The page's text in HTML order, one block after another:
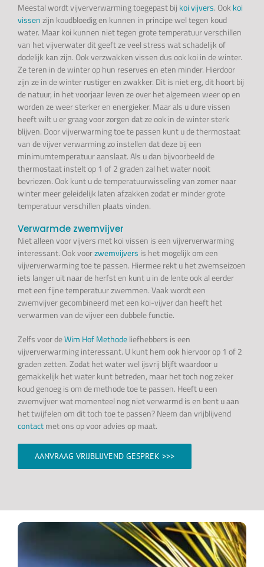
Meestal wordt vijververwarming toegepast bij koi vijvers. Ook koi
vissenzijn koudbloedig en kunnen in principe wel tegen koud
water. Maar koi kunnen niet tegen grote temperatuur verschillen
van het vijverwater dit geeft ze veel stress wat schadelijk of
dodelijk kan zijn. Ook verzwakken vissen dus ook koi in de winter.
Ze teren in de winter op hun reserves en eten minder. Hierdoor
zijn ze in de winter rustiger en zwakker. Dit is niet erg, dit hoort bij
de natuur, in het voorjaar leven ze over het algemeen weer op en
worden ze weer sterker en energieker. Maar als u dure vissen
heeft wilt u er graag voor zorgen dat ze ook in de winter sterk
blijven. Door vijverwarming toe te passen kunt u de thermostaat
van de vijver verwarming zo instellen dat deze bij een
minimumtemperatuur aanslaat. Als u dan bijvoorbeeld de
thermostaat instelt op 1 of 2 graden zal het water nooit
bevriezen. Ook kunt u de temperatuurwisseling van zomer naar
winter meer geleidelijk laten afzakken zodat er minder grote
temperatuur verschillen plaats vinden.
Verwarmde zwemvijver
Niet alleen voor vijvers met koi vissen is een vijververwarming
interessant. Ook voorzwemvijvers is het mogelijk om een
vijververwarming toe te passen. Hiermee rekt u het zwemseizoen
iets langer uit naar de herfst en kunt u in de lente ook al eerder
met een fijne temperatuur zwemmen. Vaak wordt een
zwemvijver gecombineerd met een koi-vijver dan heeft het
verwarmen van de vijver een dubbele functie.
Zelfs voor deWim Hof Methodeliefhebbers is een
vijververwarming interessant. U kunt hem ook hiervoor op 1 of 2
graden zetten. Zodat het water wel ijsvrij blijft waardoor u
gemakkelijk het water kunt betreden, maar het toch nog zeker
koud genoeg is om de methode toe te passen. Heeft u een
zwemvijver wat momenteel nog niet verwarmd is en bent u aan
het twijfelen om dit toch toe te passen? Neem dan vrijblijvend
contactmet ons op voor advies op maat.
AANVRAAG VRIJBLIJVEND GESPREK >>>